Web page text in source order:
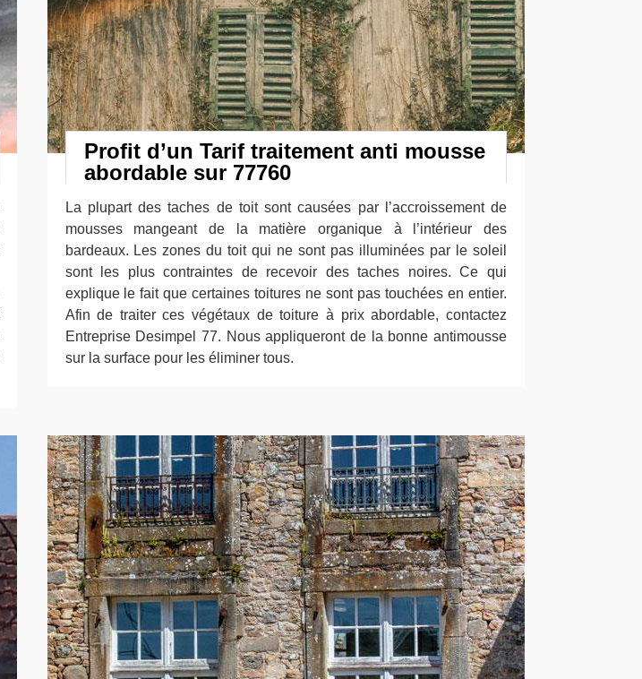
Profit d’un Tarif traitement anti mousse
abordable sur 77760
La plupart des taches de toit sont causées par l’accroissement de
mousses mangeant de la matière organique à l’intérieur des
bardeaux. Les zones du toit qui ne sont pas illuminées par le soleil
sont les plus contraintes de recevoir des taches noires. Ce qui
explique le fait que certaines toitures ne sont pas touchées en entier.
Afin de traiter ces végétaux de toiture à prix abordable, contactez
Entreprise Desimpel 77. Nous appliqueront de la bonne antimousse
sur la surface pour les éliminer tous.